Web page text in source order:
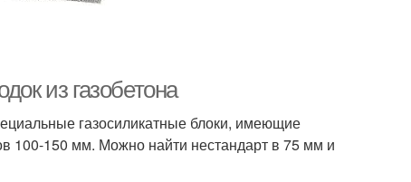
из газобетона
газосиликатные блоки, имеющие
100-150 мм. Можно найти нестандарт в 75 мм и